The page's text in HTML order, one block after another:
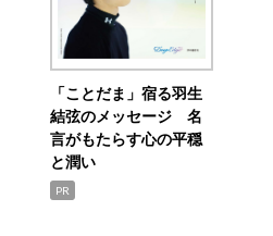
「ことだま」宿る羽生
結弦のメッセージ 名
言がもたらす心の平穏
と潤い
PR